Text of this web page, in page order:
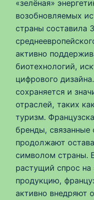
«зелёная»
возобновляемых
страны составила
активно
биотехнологий,
цифрового
сохраняется и
отраслей, таких
туризм.
бренды, связанные
продолжают
символом страны.
растущий спрос на
продукцию,
активно внедряют